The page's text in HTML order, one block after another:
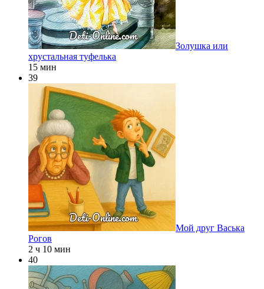
Золушка или
хрустальная туфелька
15 мин
39
Мой друг Васька
Рогов
2 ч 10 мин
40